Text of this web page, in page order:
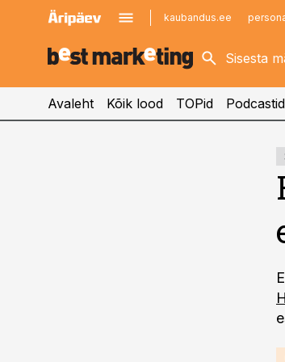
kaubandus.ee
kinnisvarauudised.ee
logistikauudised.ee
Avaleht Kõik lood TOPid Podcastid